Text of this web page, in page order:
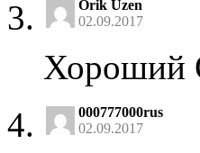
Orik Uzen
02.09.2017
Хороший
000777000rus
02.09.2017